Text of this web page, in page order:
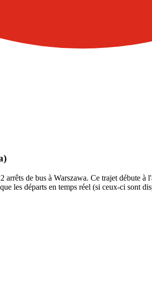
de bus à Warszawa. Ce trajet débute
les départs en temps réel (si ceux-ci sont